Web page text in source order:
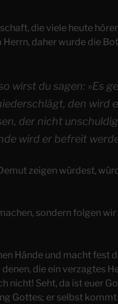
die viele heute
daher wurde die
wirst du sagen: »Es
den wird
der nicht
wird er befreit
zeigen würdest,
sondern folgen
Hände und macht fest
die ein verzagtes
nicht! Seht, da ist euer
Gottes; er selbst